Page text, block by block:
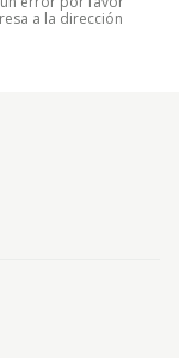
a la dirección